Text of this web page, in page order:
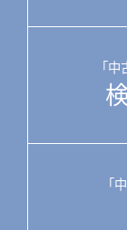
「
「